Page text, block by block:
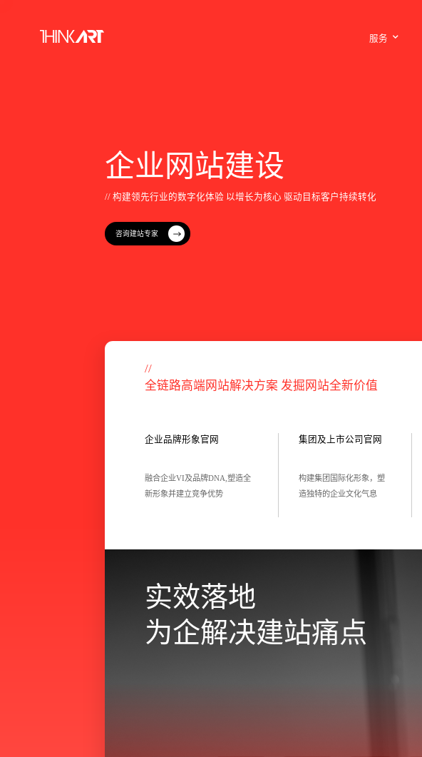
服务
企业网站建设
// 构建领先行业的数字化体验 以增长为核心 驱动 目 标客户持续转化
咨询建站专家
//
全链路高端 网 站解决方案 发掘 网 站全新价值
企业品牌形象官网
融合企业VI及品牌DNA,塑造全
新形象并建立竞争优势
集团及上市公司官网
构建集团国际化形象，塑
造独特的企业文化气息
实效落地
为企解决建站痛点